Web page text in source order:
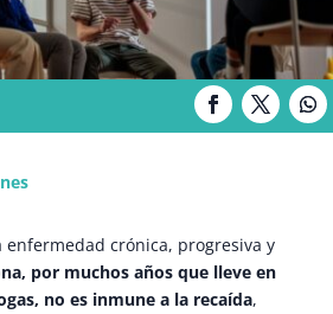
enfermedad crónica, progresiva y
por muchos años que lleve en
no es inmune a la recaída,